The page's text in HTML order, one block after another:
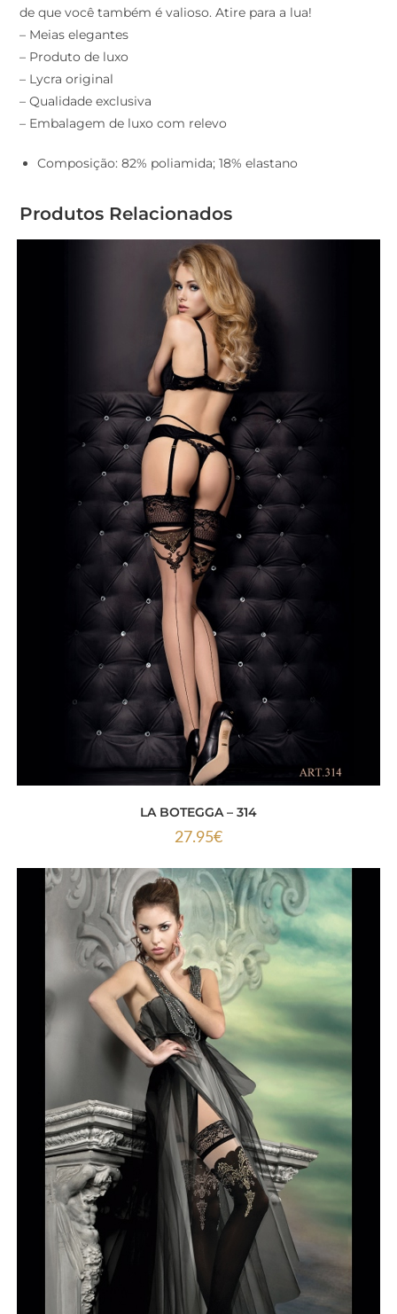
de que você também é valioso. Atire para a lua!
– Meias elegantes
– Produto de luxo
– Lycra original
– Qualidade exclusiva
– Embalagem de luxo com relevo
Composição: 82% poliamida; 18% elastano
Produtos Relacionados
LA BOTEGGA – 314
27.95€